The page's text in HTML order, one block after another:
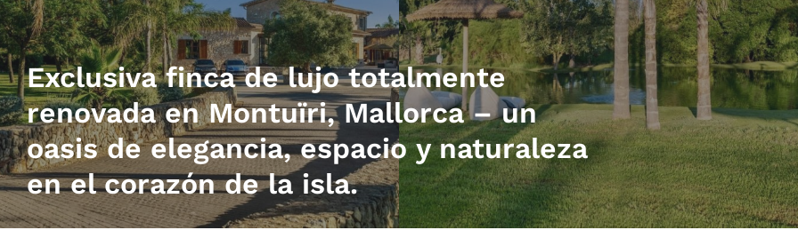
Exclusiva finca de lujo totalmente
renovada en Montuïri, Mallorca – un
oasis de elegancia, espacio y naturaleza
en el corazón de la isla.